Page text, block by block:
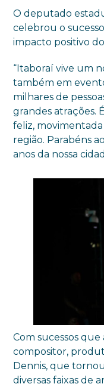
O deputado
celebrou o
impacto positivo
“Itaboraí vive um
também em
milhares de
grandes atrações.
feliz,
região. Parabéns
anos da nossa
Com sucessos que
compositor,
Dennis, que
diversas faixas de